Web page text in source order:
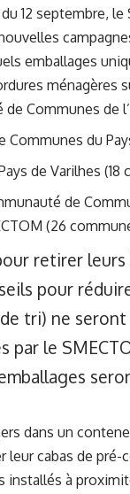
12 septembre,
emballages
ménagères
de Communes de
Communes du
de Varilhes (18
de
(26
retirer leurs
pour
tri) ne
le
dans un
leur cabas de
installés à